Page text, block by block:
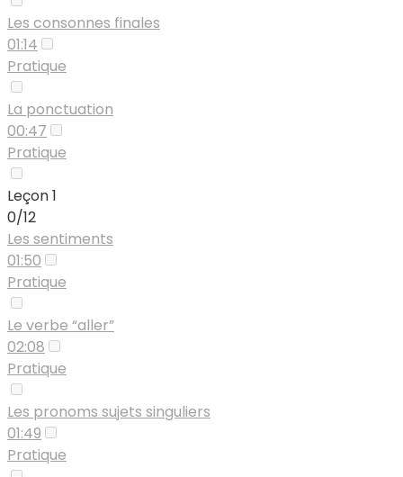
Les consonnes finales
01:14
Pratique
La ponctuation
00:47
Pratique
Leçon 1
0/12
Les sentiments
01:50
Pratique
Le verbe “aller”
02:08
Pratique
Les pronoms sujets singuliers
01:49
Pratique